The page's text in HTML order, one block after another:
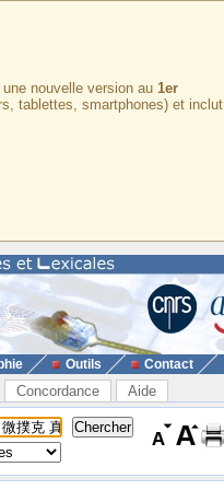
nouvelle version au 1er
tablettes, smartphones) et inclut
Outils Contact
Concordance Aide